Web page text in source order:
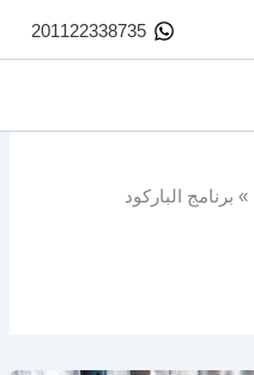
201122338735
برنامج الباركود